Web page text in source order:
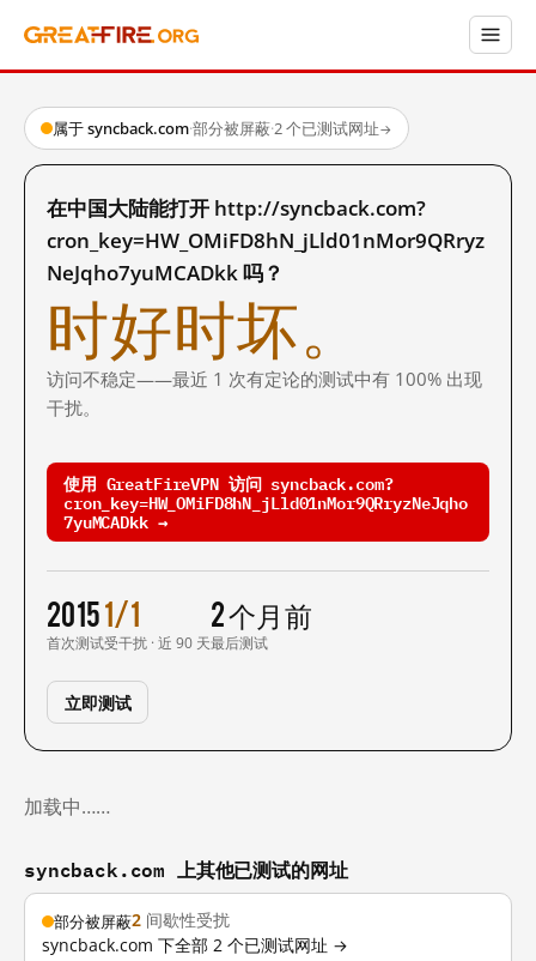
属于 syncback.com·部分被屏蔽·2 个已测试网址→
在中国大陆能打开 http://syncback.com?
cron_key=HW_OMiFD8hN_jLld01nMor9QRryz
NeJqho7yuMCADkk 吗？
时好时坏。
访问不稳定——最近 1 次有定论的测试中有 100% 出现
干扰。
使用 GreatFireVPN 访问 syncback.com?
cron_key=HW_OMiFD8hN_jLld01nMor9QRryzNeJqho
7yuMCADkk →
2015
首次测试
1/1
受干扰 · 近 90 天
2 个月前
最后测试
立即测试
加载中……
syncback.com 上其他已测试的网址
部分被屏蔽2 间歇性受扰
syncback.com 下全部 2 个已测试网址 →